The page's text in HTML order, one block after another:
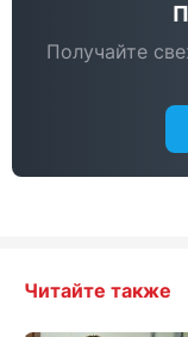
Получайте
Читайте также